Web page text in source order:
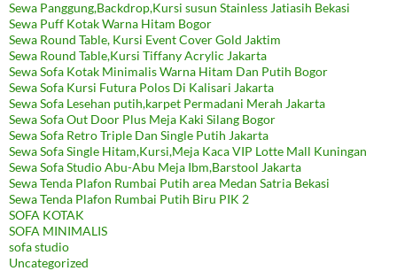
Sewa Panggung,Backdrop,Kursi susun Stainless Jatiasih Bekasi
Sewa Puff Kotak Warna Hitam Bogor
Sewa Round Table, Kursi Event Cover Gold Jaktim
Sewa Round Table,Kursi Tiffany Acrylic Jakarta
Sewa Sofa Kotak Minimalis Warna Hitam Dan Putih Bogor
Sewa Sofa Kursi Futura Polos Di Kalisari Jakarta
Sewa Sofa Lesehan putih,karpet Permadani Merah Jakarta
Sewa Sofa Out Door Plus Meja Kaki Silang Bogor
Sewa Sofa Retro Triple Dan Single Putih Jakarta
Sewa Sofa Single Hitam,Kursi,Meja Kaca VIP Lotte Mall Kuningan
Sewa Sofa Studio Abu-Abu Meja Ibm,Barstool Jakarta
Sewa Tenda Plafon Rumbai Putih area Medan Satria Bekasi
Sewa Tenda Plafon Rumbai Putih Biru PIK 2
SOFA KOTAK
SOFA MINIMALIS
sofa studio
Uncategorized